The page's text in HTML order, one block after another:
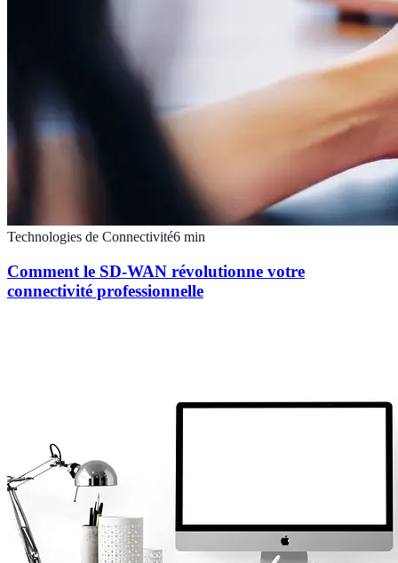
Technologies de Connectivité6 min
Comment le SD-WAN révolutionne votre
connectivité professionnelle